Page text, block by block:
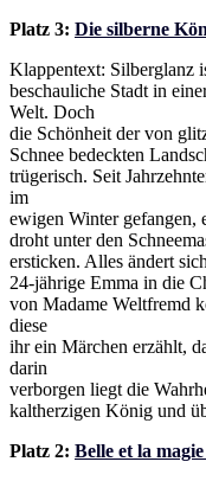
Platz 3: Die silberne
Klappentext: Silberglanz
beschauliche Stadt in
Welt. Doch
die Schönheit der von
Schnee bedeckten
trügerisch. Seit
im
ewigen Winter gefangen,
droht unter den
ersticken. Alles ändert
24-jährige Emma in die
von Madame Weltfremd
diese
ihr ein Märchen erzählt,
darin
verborgen liegt die
kaltherzigen König und
Platz 2: Belle et la